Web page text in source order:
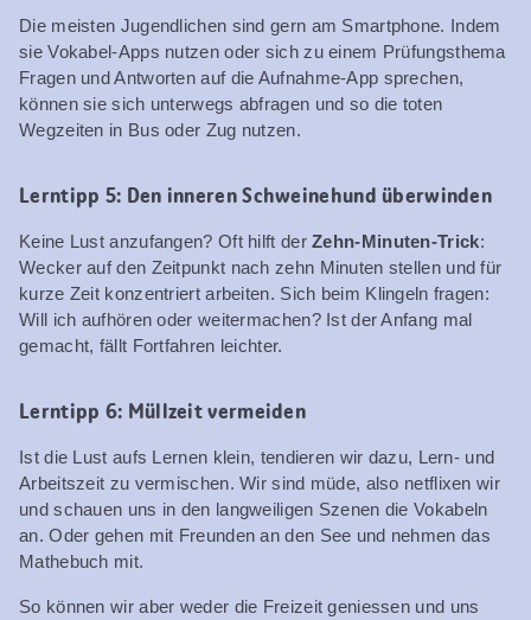
Die meisten Jugendlichen sind gern am Smartphone. Indem
sie Vokabel-Apps nutzen oder sich zu einem Prüfungsthema
Fragen und Antworten auf die Aufnahme-App sprechen,
können sie sich unterwegs abfragen und so die toten
Wegzeiten in Bus oder Zug nutzen.
Lerntipp 5: Den inneren Schweinehund überwinden
Keine Lust anzufangen? Oft hilft derZehn-Minuten-Trick:
Wecker auf den Zeitpunkt nach zehn Minuten stellen und für
kurze Zeit konzentriert arbeiten. Sich beim Klingeln fragen:
Will ich aufhören oder weitermachen? Ist der Anfang mal
gemacht, fällt Fortfahren leichter.
Lerntipp 6: Müllzeit vermeiden
Ist die Lust aufs Lernen klein, tendieren wir dazu, Lern- und
Arbeitszeit zu vermischen. Wir sind müde, also netflixen wir
und schauen uns in den langweiligen Szenen die Vokabeln
an. Oder gehen mit Freunden an den See und nehmen das
Mathebuch mit.
So können wir aber weder die Freizeit geniessen und uns